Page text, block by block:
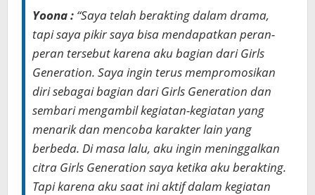
Yoona : “Saya telah berakting dalam drama,
tapi saya pikir saya bisa mendapatkan peran-
peran tersebut karena aku bagian dari Girls
Generation. Saya ingin terus mempromosikan
diri sebagai bagian dari Girls Generation dan
sembari mengambil kegiatan-kegiatan yang
menarik dan mencoba karakter lain yang
berbeda. Di masa lalu, aku ingin meninggalkan
citra Girls Generation saya ketika aku berakting.
Tapi karena aku saat ini aktif dalam kegiatan